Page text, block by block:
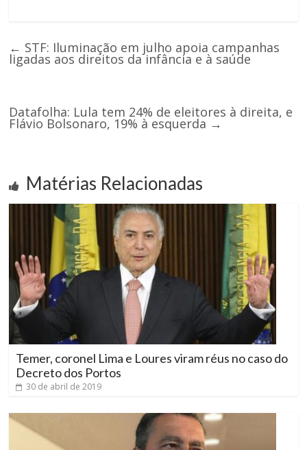
← STF: Iluminação em julho apoia campanhas
ligadas aos direitos da infância e à saúde
Datafolha: Lula tem 24% de eleitores à direita, e
Flávio Bolsonaro, 19% à esquerda →
Matérias Relacionadas
Temer, coronel Lima e Loures viram réus no caso do
Decreto dos Portos
30 de abril de 2019